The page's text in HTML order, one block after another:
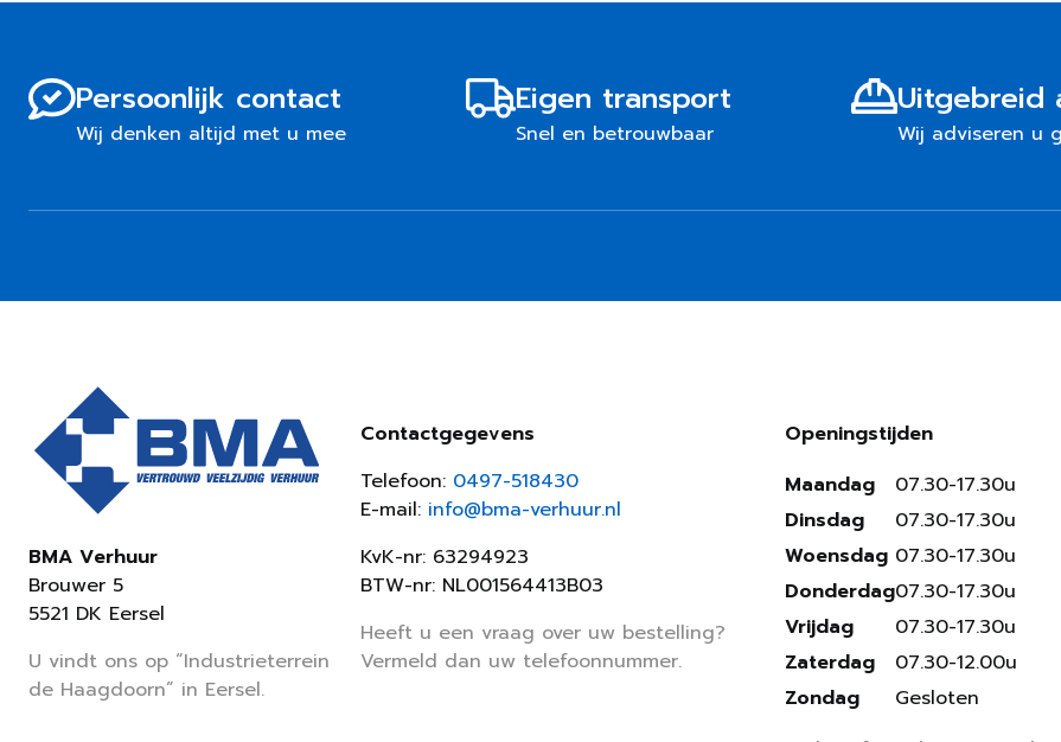
Persoonlijk contact
Wij denken altijd met u mee
Eigen transport
Snel en betrouwbaar
Uitgebreid
Wij adviseren u
BMA Verhuur
Brouwer 5
5521 DK Eersel
U vindt ons op “Industrieterrein
de Haagdoorn” in Eersel.
Contactgegevens
Telefoon: 0497-518430
E-mail: info@bma-verhuur.nl
KvK-nr: 63294923
BTW-nr: NL001564413B03
Heeft u een vraag over uw bestelling?
Vermeld dan uw telefoonnummer.
Openingstijden
Maandag
Dinsdag
Woensdag
Donderdag
Vrijdag
Zaterdag
Zondag
07.30-17.30u
07.30-17.30u
07.30-17.30u
07.30-17.30u
07.30-17.30u
07.30-12.00u
Gesloten